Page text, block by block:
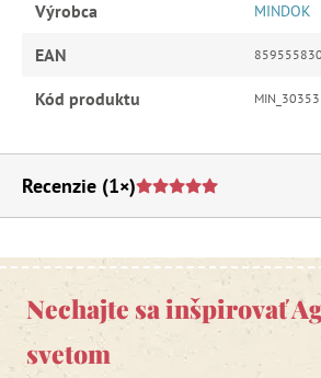
Výrobca MINDOK
EAN
Kód produktu
Recenzie (1×)
Nechajte sa inšpirovať
svetom